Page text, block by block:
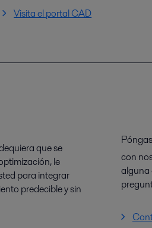
Visita el portal CAD
que se
le
para integrar
predecible y sin
con
alguna